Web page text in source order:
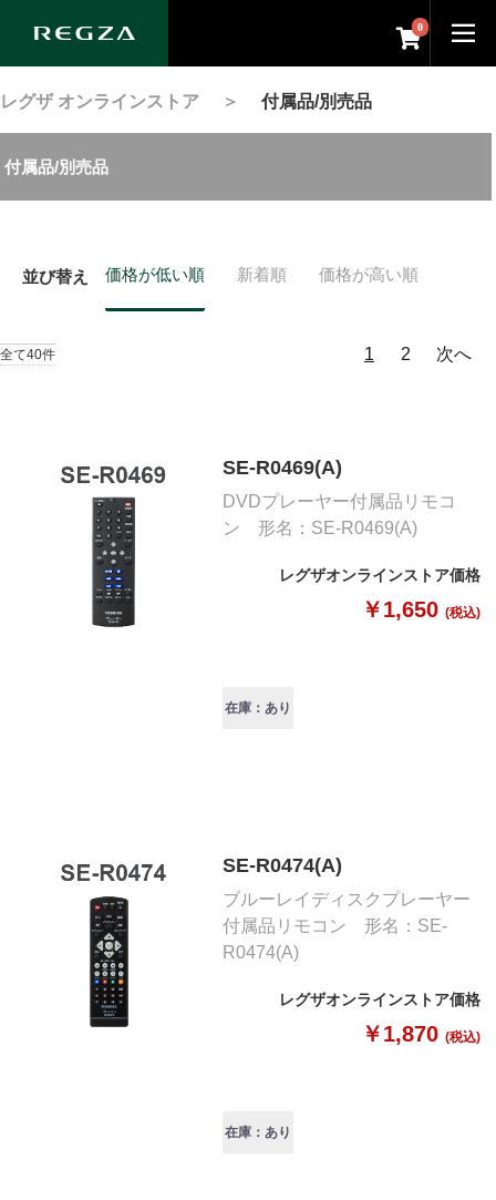
0
レグザ オンラインストア ＞ 付属品/別売品
付属品/別売品
並び替え 価格が低い順 新着順 価格が高い順
全て40件 1 2 次へ
SE-R0469(A)
DVDプレーヤー付属品リモコ
ン 形名：SE-R0469(A)
レグザオンラインストア価格
￥1,650 (税込)
在庫：あり
SE-R0474(A)
ブルーレイディスクプレーヤー
付属品リモコン 形名：SE-
R0474(A)
レグザオンラインストア価格
￥1,870 (税込)
在庫：あり